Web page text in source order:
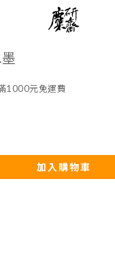
1000元免運費
加入購物車